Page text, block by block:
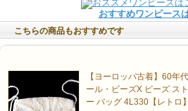
おすすめワンピース
こちらの商品もおすすめです
【ヨーロッパ古着】60年
ール・ビーズX ビーズ ス
ー バッグ 4L330【レトロ】